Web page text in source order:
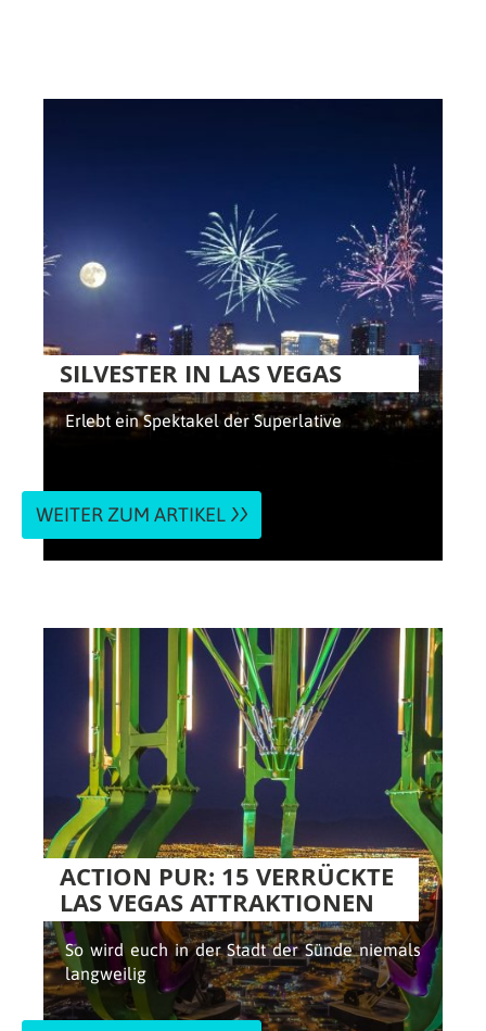
SILVESTER IN LAS VEGAS
Erlebt ein Spektakel der Superlative
WEITER ZUM ARTIKEL
ACTION PUR: 15 VERRÜCKTE
LAS VEGAS ATTRAKTIONEN
So wird euch in der Stadt der Sünde niemals
langweilig